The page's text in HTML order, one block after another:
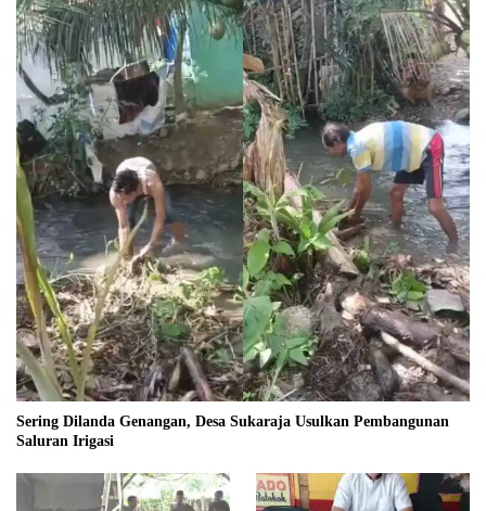
Sering Dilanda Genangan, Desa Sukaraja Usulkan Pembangunan
Saluran Irigasi